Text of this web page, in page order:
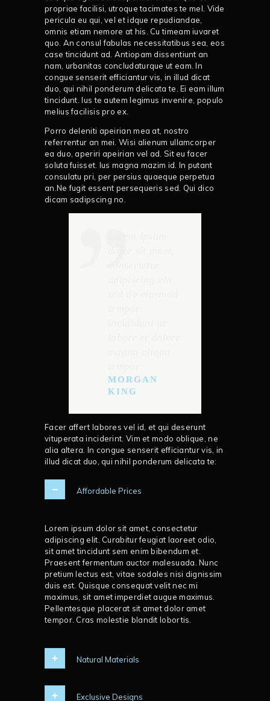
propriae facilisi, utroque tacimates te mel. Vide
pericula eu qui, vel et idque repudiandae,
omnis etiam nemore at his. Cu timeam iuvaret
quo. An consul fabulas necessitatibus sea, eos
case tincidunt ad. Antiopam dissentiunt an
nam, urbanitas concludaturque ut eam. In
congue senserit efficiantur vis, in illud dicat
duo, qui nihil ponderum delicata te. Ei eam illum
tincidunt. Ius te autem legimus invenire, populo
melius facilisis pro ex.
Porro deleniti apeirian mea at, nostro
referrentur an mei. Wisi alienum ullamcorper
ea duo, aperiri apeirian vel ad. Sit eu facer
soluta fuisset. Ius magna mazim id. In putant
consulatu pri, per persius quaeque perpetua
an.Ne fugit essent persequeris sed. Qui dico
dicam sadipscing no.
MORGAN
KING
Facer affert labores vel id, et qui deserunt
vituperata inciderint. Vim et modo oblique, ne
alia altera. In congue senserit efficiantur vis, in
illud dicat duo, qui nihil ponderum delicata te:
Affordable Prices
Lorem ipsum dolor sit amet, consectetur
adipiscing elit. Curabitur feugiat laoreet odio,
sit amet tincidunt sem enim bibendum et.
Praesent fermentum auctor malesuada. Nunc
pretium lectus est, vitae sodales nisi dignissim
duis est. Quisque consequat velit nec mi
maximus, sit amet imperdiet augue maximus.
Pellentesque placerat sit amet dolor amet
tempor. Cras molestie blandit lobortis.
Natural Materials
Exclusive Designs